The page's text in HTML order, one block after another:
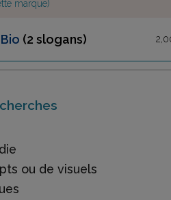
marque)
(2 slogans)
ou de visuels